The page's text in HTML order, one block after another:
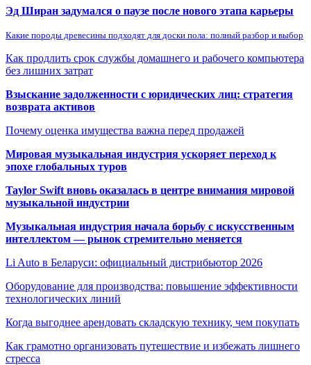
Эд Ширан задумался о паузе после нового этапа карьеры
Какие породы древесины подходят для доски пола: полный разбор и выбор
Как продлить срок службы домашнего и рабочего компьютера
без лишних затрат
Взыскание задолженности с юридических лиц: стратегия
возврата активов
Почему оценка имущества важна перед продажей
Мировая музыкальная индустрия ускоряет переход к
эпохе глобальных туров
Taylor Swift вновь оказалась в центре внимания мировой
музыкальной индустрии
Музыкальная индустрия начала борьбу с искусственным
интеллектом — рынок стремительно меняется
Li Auto в Беларуси: официальный дистрибьютор 2026
Оборудование для производства: повышение эффективности
технологических линий
Когда выгоднее арендовать складскую технику, чем покупать
Как грамотно организовать путешествие и избежать лишнего
стресса